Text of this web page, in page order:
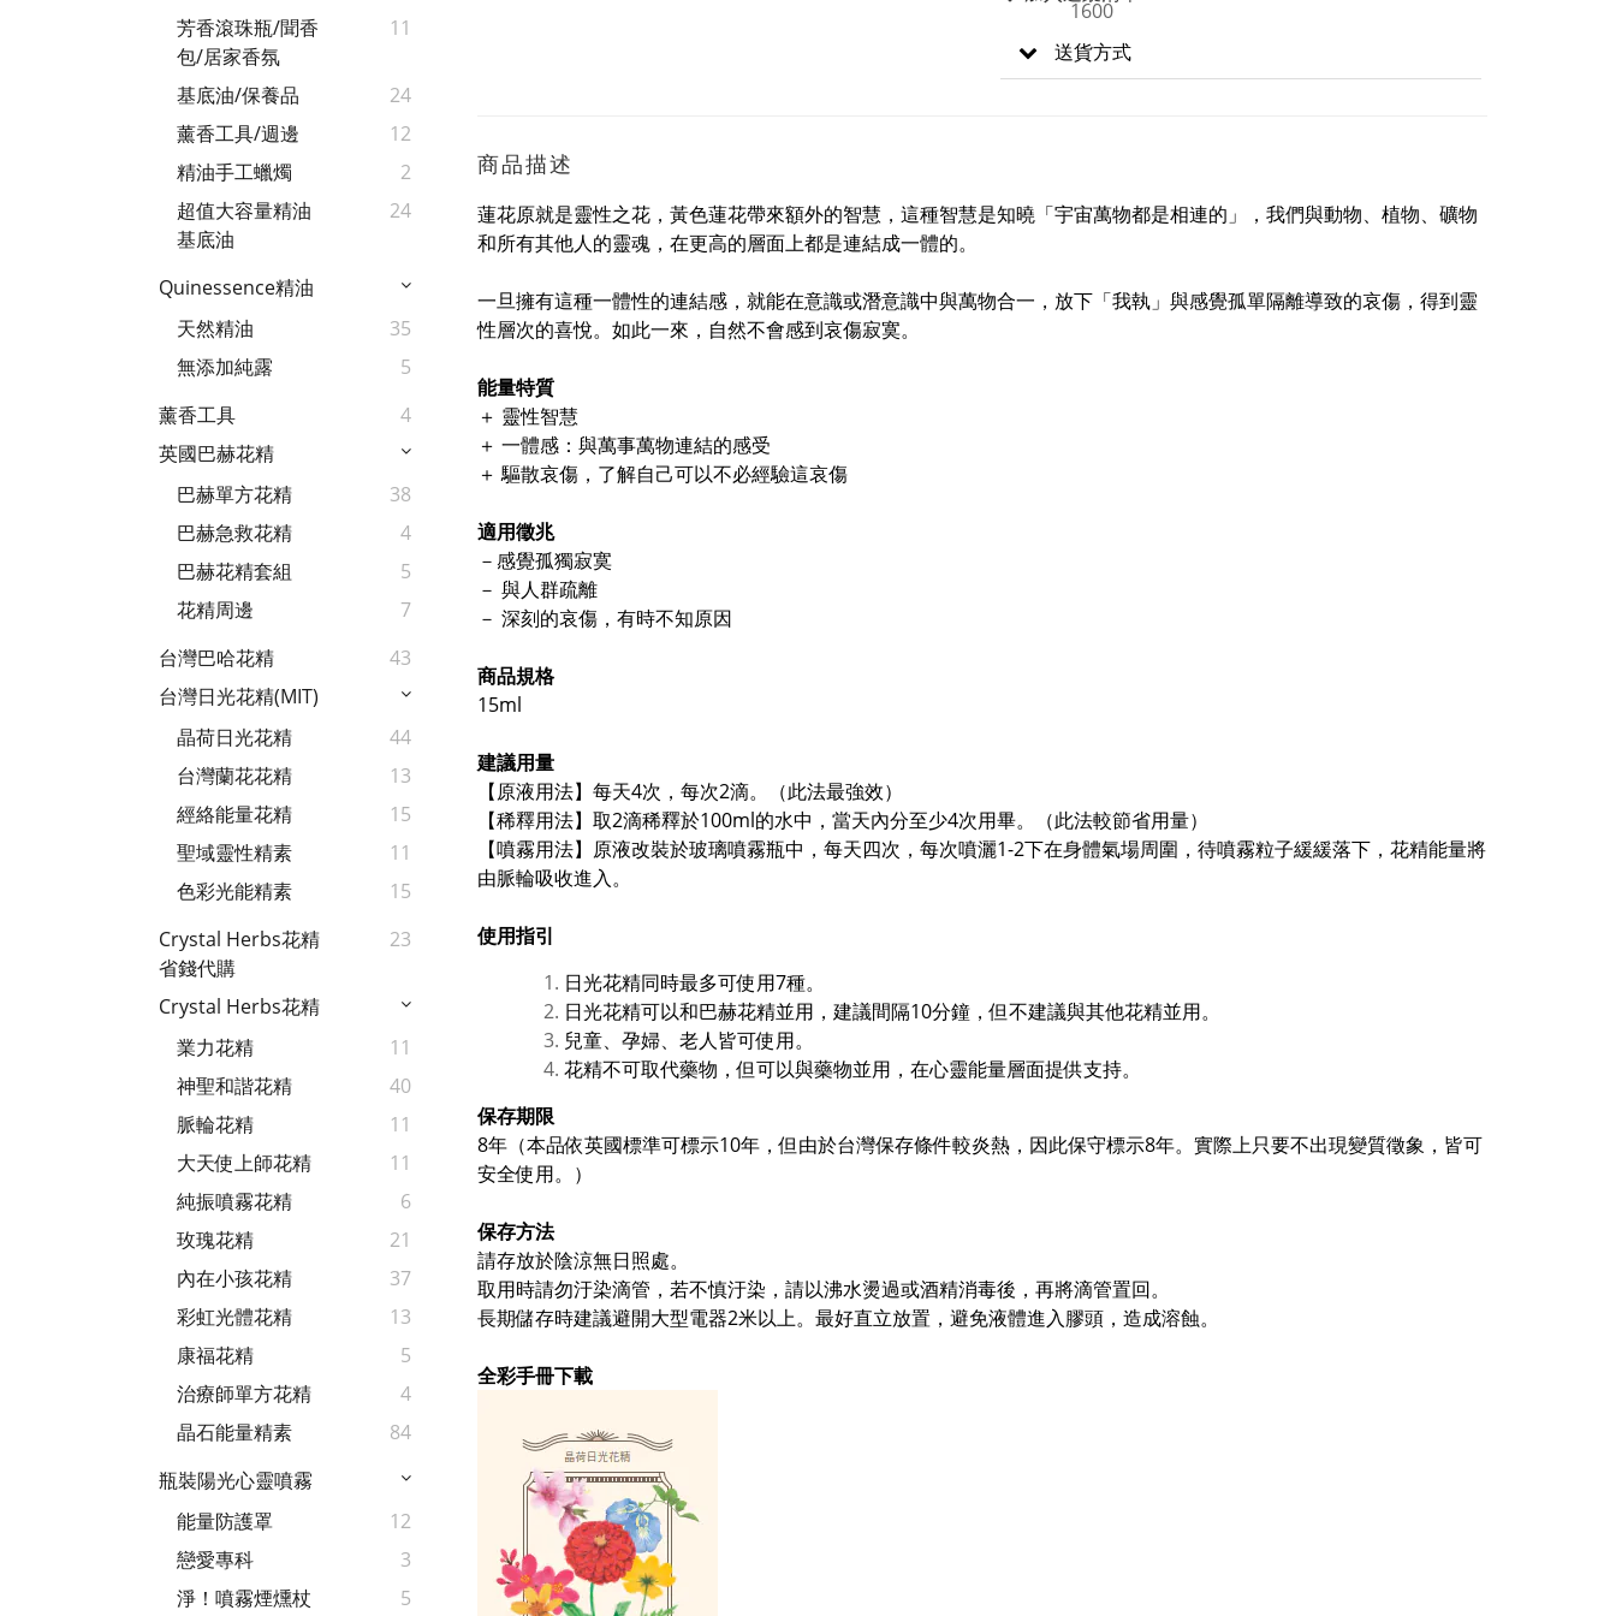
芳香滾珠瓶/聞香
包/居家香氛
11
基底油/保養品
24
薰香工具/週邊
12
精油手工蠟燭
2
超值大容量精油
基底油
24
Quinessence精油
天然精油
35
無添加純露
5
薰香工具
4
英國巴赫花精
巴赫單方花精
38
巴赫急救花精
4
巴赫花精套組
5
花精周邊
7
台灣巴哈花精
43
台灣日光花精(MIT)
晶荷日光花精
44
台灣蘭花花精
13
經絡能量花精
15
聖域靈性精素
11
色彩光能精素
15
Crystal Herbs花精
省錢代購
23
Crystal Herbs花精
業力花精
11
神聖和諧花精
40
脈輪花精
11
大天使上師花精
11
純振噴霧花精
6
玫瑰花精
21
內在小孩花精
37
彩虹光體花精
13
康福花精
5
治療師單方花精
4
晶石能量精素
84
瓶裝陽光心靈噴霧
能量防護罩
12
戀愛專科
3
淨！噴霧煙燻杖
5
送貨方式
商品描述
蓮花原就是靈性之花，黃色蓮花帶來額外的智慧，這種智慧是知曉「宇宙萬物都是相連的」，我們與動物、植物、礦物
和所有其他人的靈魂，在更高的層面上都是連結成一體的。
一旦擁有這種一體性的連結感，就能在意識或潛意識中與萬物合一，放下「我執」與感覺孤單隔離導致的哀傷，得到靈
性層次的喜悅。如此一來，自然不會感到哀傷寂寞。
能量特質
＋ 靈性智慧
＋ 一體感：與萬事萬物連結的感受
＋ 驅散哀傷，了解自己可以不必經驗這哀傷
適用徵兆
－感覺孤獨寂寞
－ 與人群疏離
－ 深刻的哀傷，有時不知原因
商品規格
15ml
建議用量
【原液用法】每天4次，每次2滴。（此法最強效）
【稀釋用法】取2滴稀釋於100ml的水中，當天內分至少4次用畢。（此法較節省用量）
【噴霧用法】原液改裝於玻璃噴霧瓶中，每天四次，每次噴灑1-2下在身體氣場周圍，待噴霧粒子緩緩落下，花精能量將
由脈輪吸收進入。
使用指引
日光花精同時最多可使用7種。
日光花精可以和巴赫花精並用，建議間隔10分鐘，但不建議與其他花精並用。
兒童、孕婦、老人皆可使用。
花精不可取代藥物，但可以與藥物並用，在心靈能量層面提供支持。
保存期限
8年（本品依英國標準可標示10年，但由於台灣保存條件較炎熱，因此保守標示8年。實際上只要不出現變質徵象，皆可
安全使用。）
保存方法
請存放於陰涼無日照處。
取用時請勿汙染滴管，若不慎汙染，請以沸水燙過或酒精消毒後，再將滴管置回。
長期儲存時建議避開大型電器2米以上。最好直立放置， 避免液體進入膠頭，造成溶蝕。
全彩手冊下載